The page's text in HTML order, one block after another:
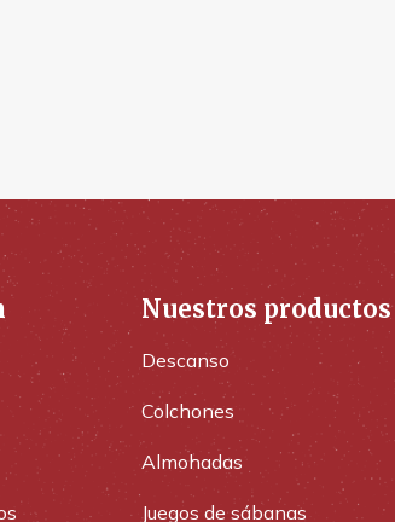
Nuestros productos
Descanso
Colchones
Almohadas
Juegos de sábanas